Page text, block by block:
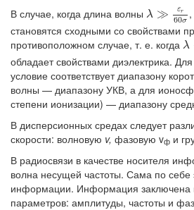
В случае, когда длина волны λ ≫ εr
60σ
λ ≫ε r60σ
становятся сходными со свойствами
противоположном случае, т. е. когда λ
λ
обладает свойствами диэлектрика.
условие соответствует диапазону
волны — диапазону УКВ, а для
степени ионизации) — диапазону
В дисперсионных средах следует
скорости: волновую v, фазовую vф и
В радиосвязи в качестве носителя
волна несущей частоты. Сама по себе
информации. Информация заключена
параметров: амплитуды, частоты и